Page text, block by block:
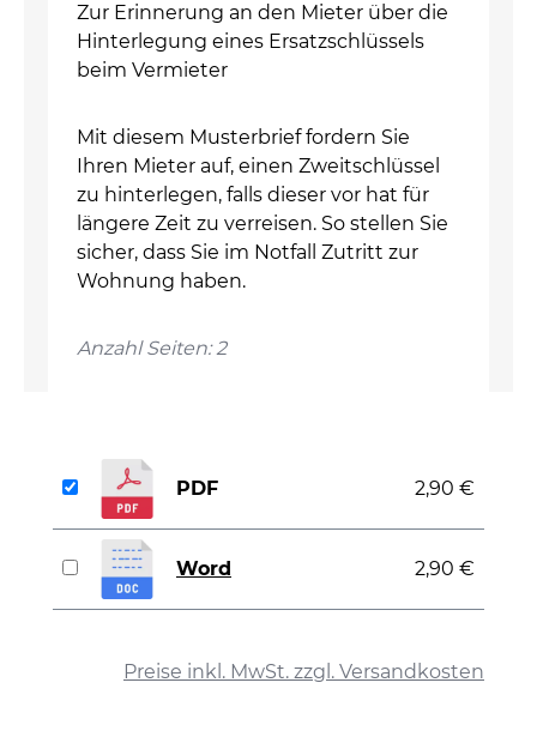
Zur Erinnerung an den Mieter über die
Hinterlegung eines Ersatzschlüssels
beim Vermieter
Mit diesem Musterbrief fordern Sie
Ihren Mieter auf, einen Zweitschlüssel
zu hinterlegen, falls dieser vor hat für
längere Zeit zu verreisen. So stellen Sie
sicher, dass Sie im Notfall Zutritt zur
Wohnung haben.
Anzahl Seiten: 2
Preise inkl. MwSt. zzgl. Versandkosten
PDF 2,90 €
Word 2,90 €